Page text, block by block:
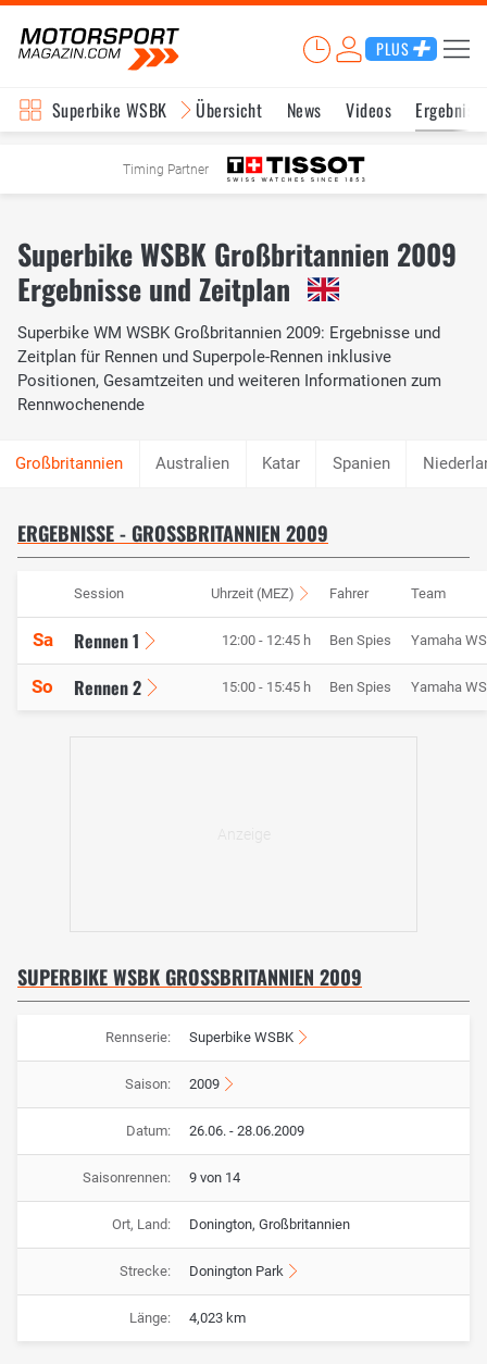
PLUS
Superbike WSBK Übersicht News Videos
Timing Partner
Superbike WSBK Großbritannien 2009
Ergebnisse und Zeitplan
Superbike WM WSBK Großbritannien 2009: Ergebnisse und
Zeitplan für Rennen und Superpole-Rennen inklusive
Positionen, Gesamtzeiten und weiteren Informationen zum
Rennwochenende
Australien Katar Spanien
ERGEBNISSE - GROSSBRITANNIEN 2009
Session Uhrzeit (MEZ) Fahrer Team
Sa Rennen 1 12:00 - 12:45 h Ben Spies Yamaha
So Rennen 2 15:00 - 15:45 h Ben Spies Yamaha
SUPERBIKE WSBK GROSSBRITANNIEN 2009
Rennserie: Superbike WSBK
Saison: 2009
Datum: 26.06. - 28.06.2009
Saisonrennen: 9 von 14
Ort, Land: Donington, Großbritannien
Strecke: Donington Park
Länge: 4,023 km